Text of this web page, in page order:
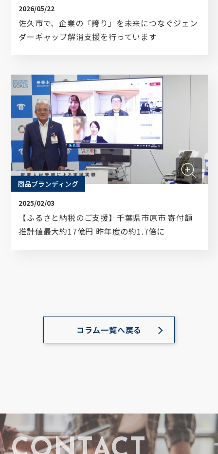
2026/05/22
佐久市で、企業の「誇り」を未来につなぐジェン
ダーギャップ解消支援を行っています
商品ブランディング
2025/02/03
【ふるさと納税のご支援】千葉県市原市 寄付額
推計値最大約17億円 昨年度の約1.7倍に
コラム一覧へ戻る